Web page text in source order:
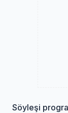
Söyleşi